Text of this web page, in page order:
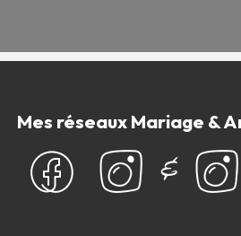
Mes réseaux Mariage &
&